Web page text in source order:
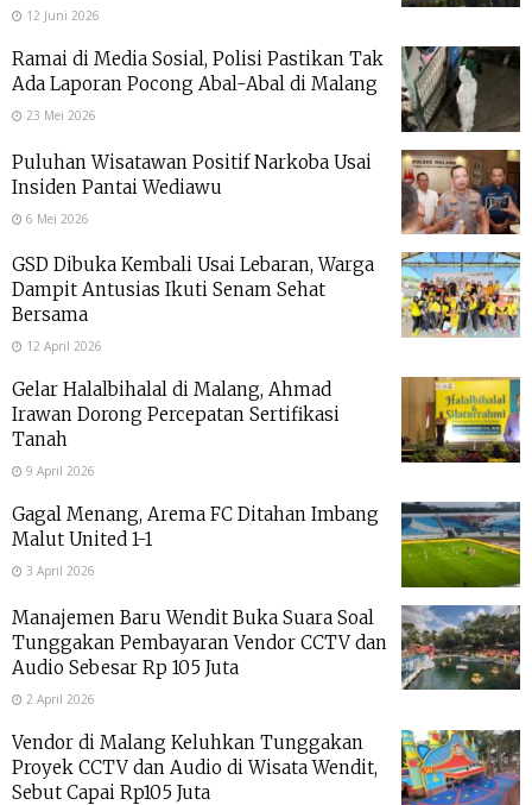
12 Juni 2026
Ramai di Media Sosial, Polisi Pastikan Tak
Ada Laporan Pocong Abal-Abal di Malang
23 Mei 2026
Puluhan Wisatawan Positif Narkoba Usai
Insiden Pantai Wediawu
6 Mei 2026
GSD Dibuka Kembali Usai Lebaran, Warga
Dampit Antusias Ikuti Senam Sehat
Bersama
12 April 2026
Gelar Halalbihalal di Malang, Ahmad
Irawan Dorong Percepatan Sertifikasi
Tanah
9 April 2026
Gagal Menang, Arema FC Ditahan Imbang
Malut United 1-1
3 April 2026
Manajemen Baru Wendit Buka Suara Soal
Tunggakan Pembayaran Vendor CCTV dan
Audio Sebesar Rp 105 Juta
2 April 2026
Vendor di Malang Keluhkan Tunggakan
Proyek CCTV dan Audio di Wisata Wendit,
Sebut Capai Rp105 Juta